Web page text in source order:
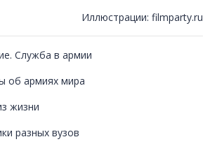
Иллюстрации: filmparty.ru
Служба в армии
об армиях мира
жизни
разных вузов